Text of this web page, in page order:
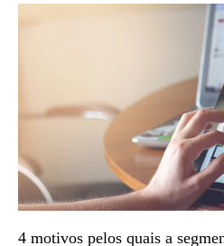
4 motivos pelos quais a